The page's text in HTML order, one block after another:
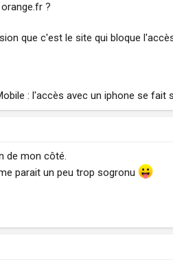
?
que c'est le site qui bloque
: l'accès avec un iphone se fait
de mon côté.
parait un peu trop sogronu